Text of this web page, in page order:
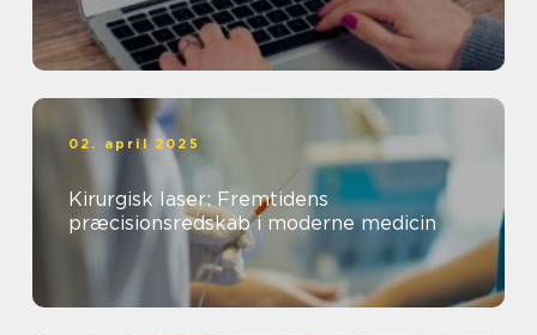
02. april 2025
Kirurgisk laser: Fremtidens
præcisionsredskab i moderne medicin